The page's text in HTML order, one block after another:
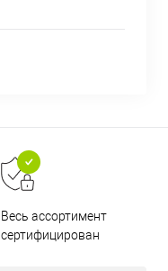
Весь ассортимент
сертифицирован